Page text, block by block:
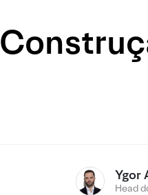
Ygor
Head